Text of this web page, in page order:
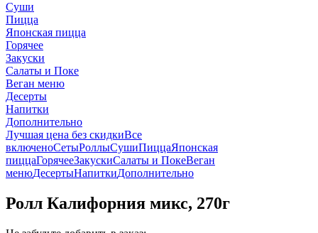
Суши
Пицца
Японская пицца
Горячее
Закуски
Салаты и Поке
Веган меню
Десерты
Напитки
Дополнительно
Лучшая цена без скидкиВсе
включеноСетыРоллыСушиПиццаЯпонская
пиццаГорячееЗакускиСалаты и ПокеВеган
менюДесертыНапиткиДополнительно
Ролл Калифорния микс, 270г